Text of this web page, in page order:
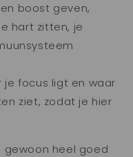
boost geven,
hart zitten, je
focus ligt en waar
ziet, zodat je hier
gewoon heel goed